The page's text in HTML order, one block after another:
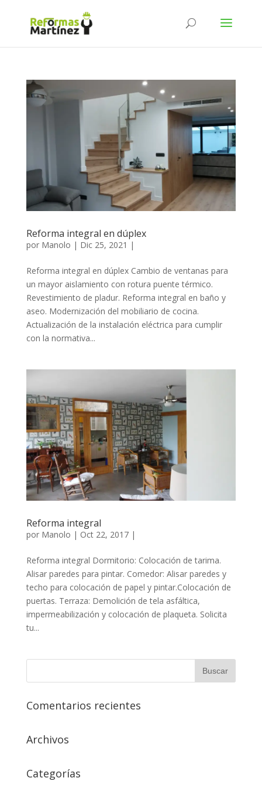
Reforma integral en dúplex
por Manolo | Dic 25, 2021 |
Reforma integral en dúplex Cambio de ventanas para
un mayor aislamiento con rotura puente térmico.
Revestimiento de pladur. Reforma integral en baño y
aseo. Modernización del mobiliario de cocina.
Actualización de la instalación eléctrica para cumplir
con la normativa...
Reforma integral
por Manolo | Oct 22, 2017|
Reforma integral Dormitorio: Colocación de tarima.
Alisar paredes para pintar. Comedor: Alisar paredes y
techo para colocación de papel y pintar.Colocación de
puertas. Terraza: Demolición de tela asfáltica,
impermeabilización y colocación de plaqueta. Solicita
tu...
Comentarios recientes
Archivos
Categorías